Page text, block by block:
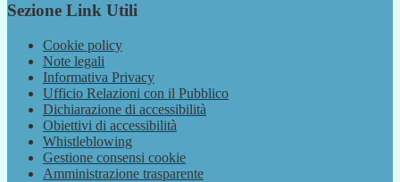
Sezione Link Utili
Cookie policy
Note legali
Informativa Privacy
Ufficio Relazioni con il Pubblico
Dichiarazione di accessibilità
Obiettivi di accessibilità
Whistleblowing
Gestione consensi cookie
Amministrazione trasparente